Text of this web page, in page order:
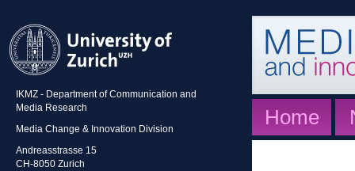
IKMZ - Department of Communication and
Media Research
Media Change & Innovation Division
Andreasstrasse 15
CH-8050 Zurich
Home